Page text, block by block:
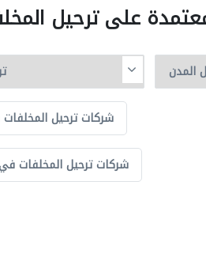
على ترحيل
شركات ترحيل
شركات ترحيل المخلفات